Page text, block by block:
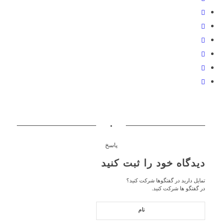
۰
پاسخ
دیدگاه خود را ثبت کنید
تمایل دارید در گفتگوها شرکت کنید؟
در گفتگو ها شرکت کنید.
نام